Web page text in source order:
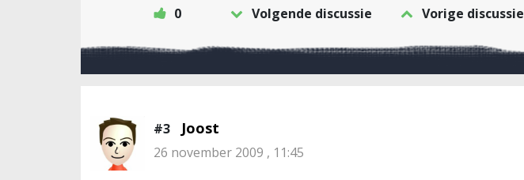
0 Volgende discussie Vorige discussie
#3 Joost
26 november 2009 , 11:45